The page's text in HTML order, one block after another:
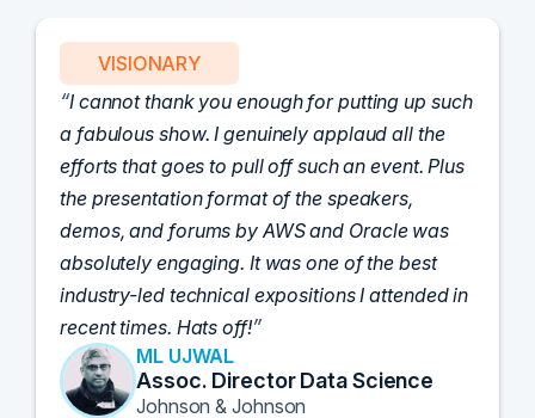
VISIONARY
I cannot thank you enough for putting up such
a fabulous show. I genuinely applaud all the
efforts that goes to pull off such an event. Plus
the presentation format of the speakers,
demos, and forums by AWS and Oracle was
absolutely engaging. It was one of the best
industry-led technical expositions I attended in
recent times. Hats off!
ML UJWAL
Assoc. Director Data Science
Johnson & Johnson